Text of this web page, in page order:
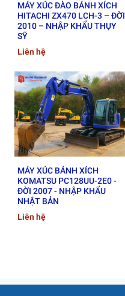
MÁY XÚC ĐÀO BÁNH XÍCH
HITACHI ZX470 LCH-3 – ĐỜI
2010 – NHẬP KHẨU THỤY
SỸ
Liên hệ
MÁY XÚC BÁNH XÍCH
KOMATSU PC128UU-2E0 -
ĐỜI 2007 - NHẬP KHẨU
NHẬT BẢN
Liên hệ